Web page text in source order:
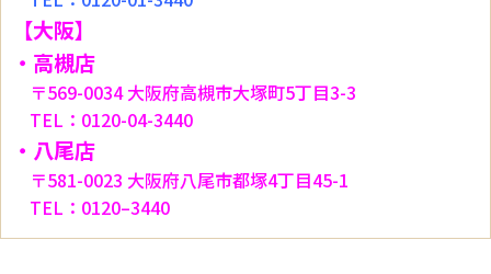
【大阪】
・高槻店
〒569-0034 大阪府高槻市大塚町5丁目3-3
TEL：0120-04-3440
・八尾店
〒581-0023 大阪府八尾市都塚4丁目45-1
TEL：0120–3440